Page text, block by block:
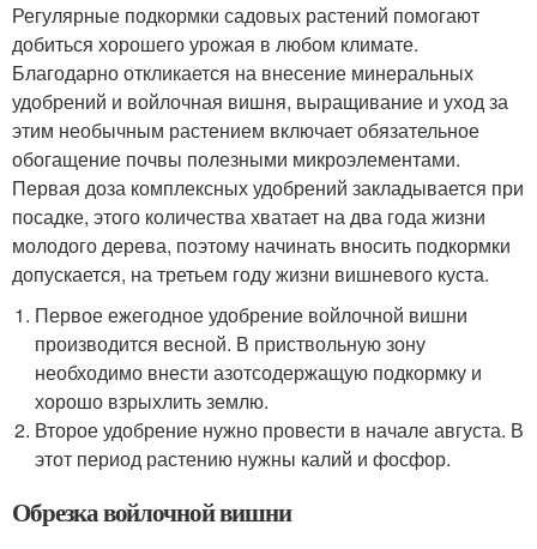
Регулярные подкормки садовых растений помогают
добиться хорошего урожая в любом климате.
Благодарно откликается на внесение минеральных
удобрений и войлочная вишня, выращивание и уход за
этим необычным растением включает обязательное
обогащение почвы полезными микроэлементами.
Первая доза комплексных удобрений закладывается при
посадке, этого количества хватает на два года жизни
молодого дерева, поэтому начинать вносить подкормки
допускается, на третьем году жизни вишневого куста.
Первое ежегодное удобрение войлочной вишни
производится весной. В приствольную зону
необходимо внести азотсодержащую подкормку и
хорошо взрыхлить землю.
Второе удобрение нужно провести в начале августа. В
этот период растению нужны калий и фосфор.
Обрезка войлочной вишни